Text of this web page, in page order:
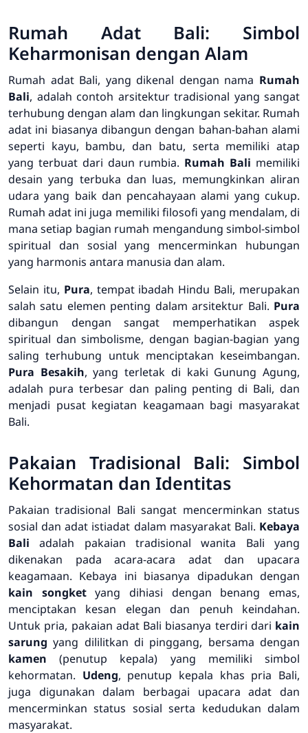
Rumah Adat Bali: Simbol
Keharmonisan dengan Alam
Rumah adat Bali, yang dikenal dengan nama Rumah
Bali, adalah contoh arsitektur tradisional yang sangat
terhubung dengan alam dan lingkungan sekitar. Rumah
adat ini biasanya dibangun dengan bahan-bahan alami
seperti kayu, bambu, dan batu, serta memiliki atap
yang terbuat dari daun rumbia. Rumah Bali memiliki
desain yang terbuka dan luas, memungkinkan aliran
udara yang baik dan pencahayaan alami yang cukup.
Rumah adat ini juga memiliki filosofi yang mendalam, di
mana setiap bagian rumah mengandung simbol-simbol
spiritual dan sosial yang mencerminkan hubungan
yang harmonis antara manusia dan alam.
Selain itu, Pura, tempat ibadah Hindu Bali, merupakan
salah satu elemen penting dalam arsitektur Bali. Pura
dibangun dengan sangat memperhatikan aspek
spiritual dan simbolisme, dengan bagian-bagian yang
saling terhubung untuk menciptakan keseimbangan.
Pura Besakih, yang terletak di kaki Gunung Agung,
adalah pura terbesar dan paling penting di Bali, dan
menjadi pusat kegiatan keagamaan bagi masyarakat
Bali.
Pakaian Tradisional Bali: Simbol
Kehormatan dan Identitas
Pakaian tradisional Bali sangat mencerminkan status
sosial dan adat istiadat dalam masyarakat Bali. Kebaya
Bali adalah pakaian tradisional wanita Bali yang
dikenakan pada acara-acara adat dan upacara
keagamaan. Kebaya ini biasanya dipadukan dengan
kain songketyang dihiasi dengan benang emas,
menciptakan kesan elegan dan penuh keindahan.
Untuk pria, pakaian adat Bali biasanya terdiri dari kain
sarung yang dililitkan di pinggang, bersama dengan
kamen (penutup kepala) yang memiliki simbol
kehormatan. Udeng, penutup kepala khas pria Bali,
juga digunakan dalam berbagai upacara adat dan
mencerminkan status sosial serta kedudukan dalam
masyarakat.